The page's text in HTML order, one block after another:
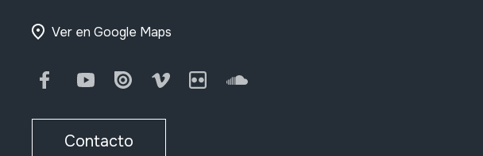
Ver en Google Maps
FacebookYoutubeIssuu Vimeo FlickrSoundCloud
Contacto